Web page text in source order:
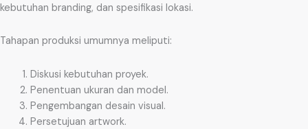
kebutuhan branding, dan spesifikasi lokasi.
Tahapan produksi umumnya meliputi:
Diskusi kebutuhan proyek.
Penentuan ukuran dan model.
Pengembangan desain visual.
Persetujuan artwork.